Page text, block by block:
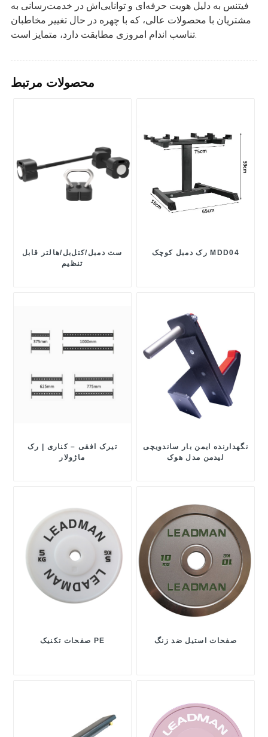
فیتنس به دلیل هویت حرفه‌ای و توانایی‌اش در خدمت‌رسانی به
مشتریان با محصولات عالی، که با چهره در حال تغییر مخاطبان
تناسب اندام امروزی مطابقت دارد، متمایز است.
محصولات مرتبط
ست دمبل/کتل‌بل/هالتر قابل
تنظیم
رک دمبل کوچک MDD04
تیرک افقی – کناری | رک
ماژولار
نگهدارنده ایمن بار ساندویچی
لیدمن مدل هوک
صفحات تکنیک PE صفحات استیل ضد زنگ